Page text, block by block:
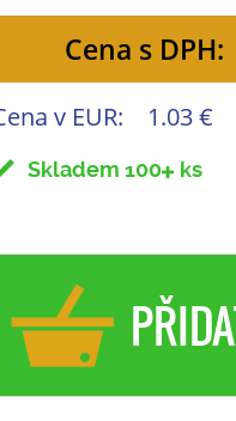
Cena s DPH:
v EUR: 1.03 €
Skladem 100 ks